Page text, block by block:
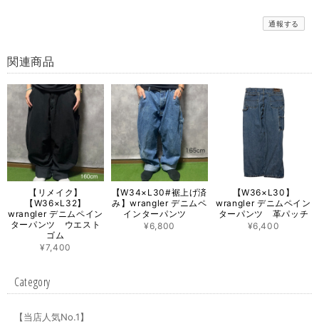
通報する
関連商品
【リメイク】
【W36×L32】
wrangler デニムペイン
ターパンツ ウエスト
ゴム
¥7,400
【W34×L30#裾上げ済
み】wrangler デニムペ
インターパンツ
¥6,800
【W36×L30】
wrangler デニムペイン
ターパンツ 革パッチ
¥6,400
Category
【当店人気No.1】